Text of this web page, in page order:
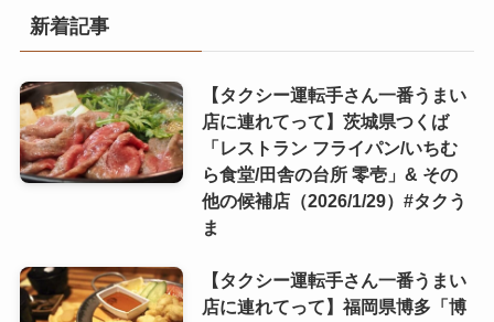
新着記事
【タクシー運転手さん一番うまい
店に連れてって】茨城県つくば
「レストラン フライパン/いちむ
ら食堂/田舎の台所 零壱」& その
他の候補店（2026/1/29）#タクう
ま
【タクシー運転手さん一番うまい
店に連れてって】福岡県博多「博